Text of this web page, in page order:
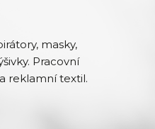
masky,
Pracovní
reklamní textil.